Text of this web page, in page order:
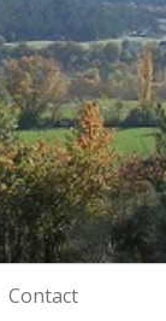
Contact